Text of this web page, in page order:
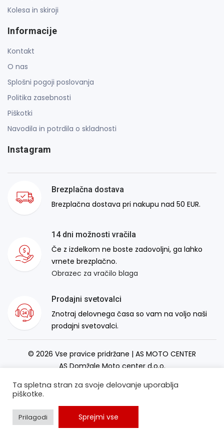
Kolesa in skiroji
Informacije
Kontakt
O nas
Splošni pogoji poslovanja
Politika zasebnosti
Piškotki
Navodila in potrdila o skladnosti
Instagram
Brezplačna dostava
Brezplačna dostava pri nakupu nad 50 EUR.
14 dni možnosti vračila
Če z izdelkom ne boste zadovoljni, ga lahko
vrnete brezplačno.
Obrazec za vračilo blaga
Prodajni svetovalci
Znotraj delovnega časa so vam na voljo naši
prodajni svetovalci.
© 2026 Vse pravice pridržane | AS MOTO CENTER
AS Domžale Moto center d.o.o.
Ta spletna stran za svoje delovanje uporablja
piškotke.
Prilagodi Sprejmi vse